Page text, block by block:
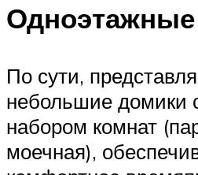
По сути,
небольшие
набором комнат
моечная),